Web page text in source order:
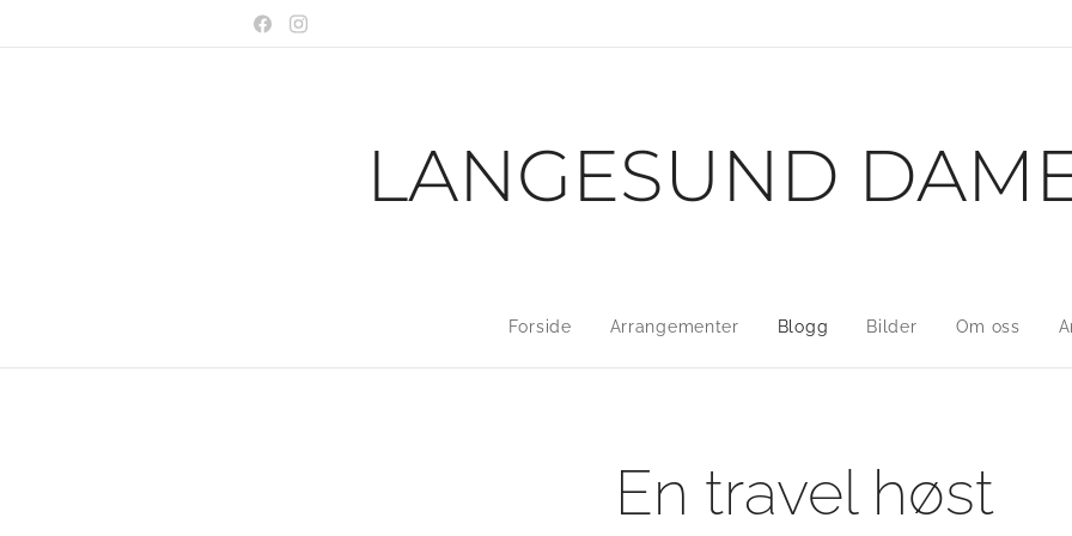
LANGESUND
Forside Arrangementer Blogg Bilder Om oss
En travel høst